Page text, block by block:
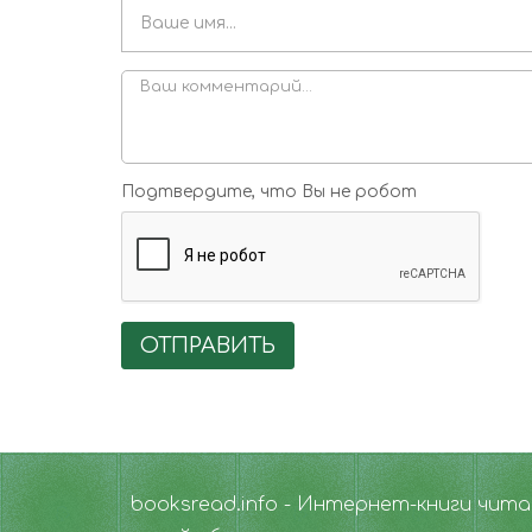
Подтвердите, что Вы не робот
ОТПРАВИТЬ
booksread.info - Интернет-книги